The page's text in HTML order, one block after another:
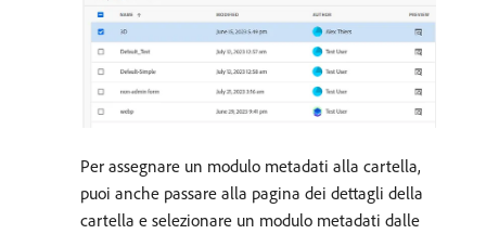
Per assegnare un modulo metadati alla cartella,
puoi anche passare alla pagina dei dettagli della
cartella e selezionare un modulo metadati dalle